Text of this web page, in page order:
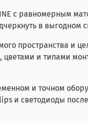
с равномерным
в выгодном
пространства и
и типами
и точном
и светодиоды